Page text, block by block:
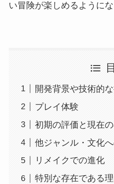
い冒険が楽しめるようにな
開発背景や技術的
プレイ体験
初期の評価と現在
他ジャンル・文化
リメイクでの進化
特別な存在である